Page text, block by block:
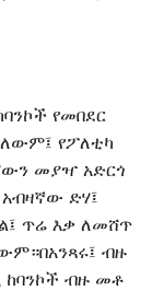
የመበደር
የፖለቲካ
መያዣ አድርጎ
ድሃ፤
ጥሬ እቃ ለመሸጥ
ብዙ
ከባንኮች ብዙ መቶ